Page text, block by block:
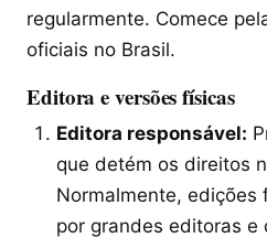
regularmente. Comece
oficiais no Brasil.
Editora e versões físicas
Editora responsável:
que detém os direitos
Normalmente, edições
por grandes editoras e